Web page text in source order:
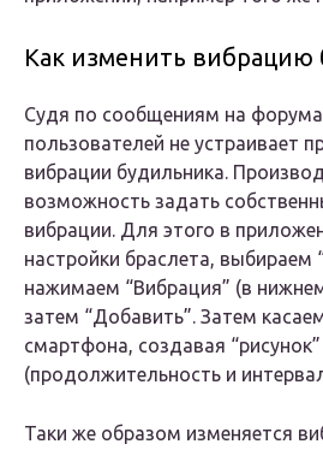
Как изменить вибрацию
Судя по сообщениям на
пользователей не устраивает
вибрации будильника.
возможность задать
вибрации. Для этого в
настройки браслета, выбираем
нажимаем “Вибрация” (в
затем “Добавить”. Затем
смартфона, создавая
(продолжительность и
Таки же образом изменяется